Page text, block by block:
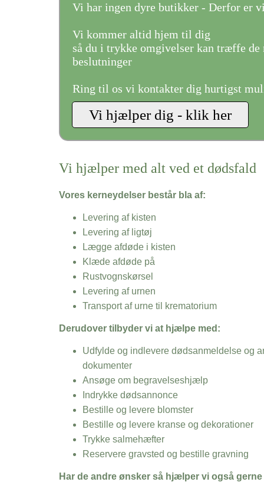
Vi har ingen dyre butikker - Derfor er
Vi kommer altid hjem til dig
så du i trykke omgivelser kan træffe de
beslutninger
Ring til os vi kontakter dig hurtigst
Vi hjælper med alt ved et dødsfald
Vores kerneydelser består bla af:
Levering af kisten
Levering af ligtøj
Lægge afdøde i kisten
Klæde afdøde på
Rustvognskørsel
Levering af urnen
Transport af urne til krematorium
Derudover tilbyder vi at hjælpe med:
Udfylde og indlevere dødsanmeldelse og
dokumenter
Ansøge om begravelseshjælp
Indrykke dødsannonce
Bestille og levere blomster
Bestille og levere kranse og dekorationer
Trykke salmehæfter
Reservere gravsted og bestille gravning
Har de andre ønsker så hjælper vi også gerne